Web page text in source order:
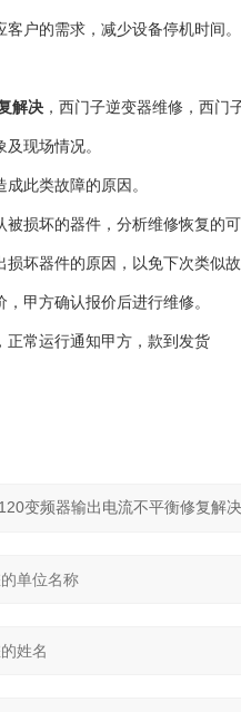
户的需求，减少设备停机时间
解决 ，西门子逆变器维修，西门
现场情况。
此类故障的原因。
损坏的器件，分析维修恢复的
损坏器件的原因，以免下次类似
甲方确认报价后进行维修。
正常运行通知甲方，款到发货